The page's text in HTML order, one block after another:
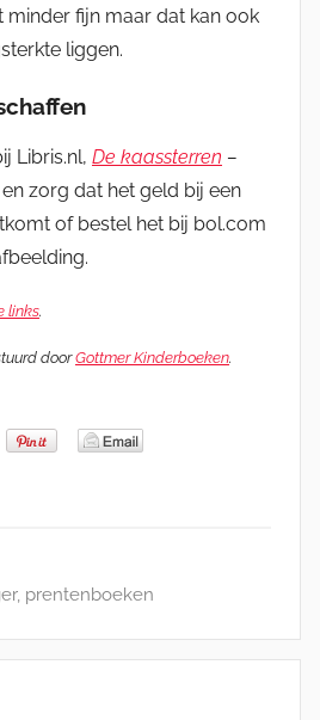
minder fijn maar dat kan ook
liggen.
Libris.nl, De kaassterren –
en zorg dat het geld bij een
of bestel het bij bol.com
links.
doorGottmer Kinderboeken.
, prentenboeken